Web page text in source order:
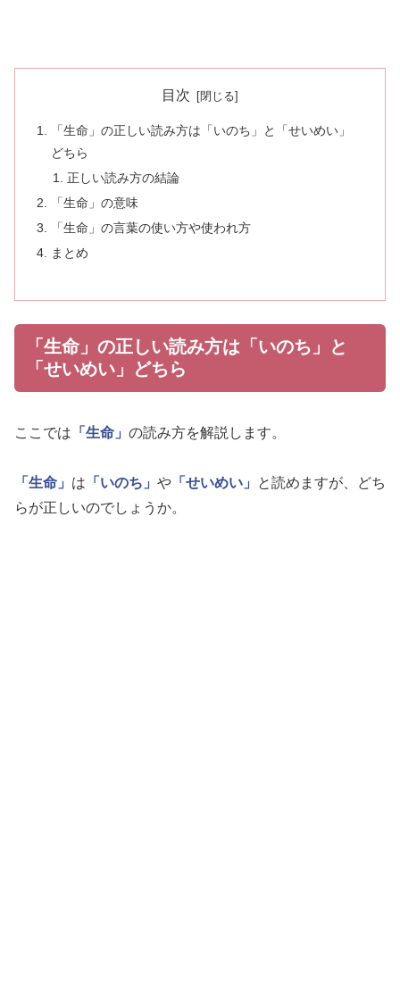
目次
「生命」の正しい読み方は「いのち」と「せいめい」
どちら
正しい読み方の結論
「生命」の意味
「生命」の言葉の使い方や使われ方
まとめ
「生命」の正しい読み方は「いのち」と
「せいめい」どちら
ここでは 「生命」 の読み方を解説します。
「生命」 は 「いのち」 や 「せいめい」
と読めますが、どち
らが正しいのでしょうか。